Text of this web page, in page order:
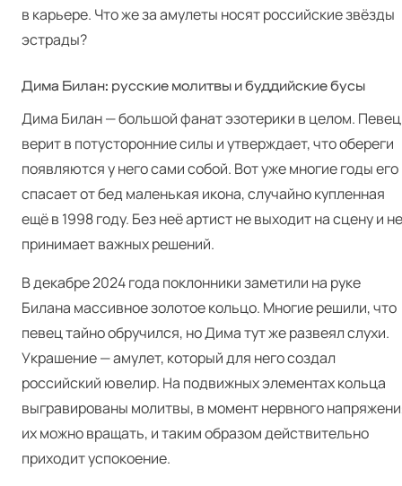
в карьере. Что же за амулеты носят российские звёзды
эстрады?
Дима Билан: русские молитвы и буддийские бусы
Дима Билан — большой фанат эзотерики в целом. Певец
верит в потусторонние силы и утверждает, что обереги
появляются у него сами собой. Вот уже многие годы его
спасает от бед маленькая икона, случайно купленная
ещё в 1998 году. Без неё артист не выходит на сцену и не
принимает важных решений.
В декабре 2024 года поклонники заметили на руке
Билана массивное золотое кольцо. Многие решили, что
певец тайно обручился, но Дима тут же развеял слухи.
Украшение — амулет, который для него создал
российский ювелир. На подвижных элементах кольца
выгравированы молитвы, в момент нервного
их можно вращать, и таким образом действительно
приходит успокоение.